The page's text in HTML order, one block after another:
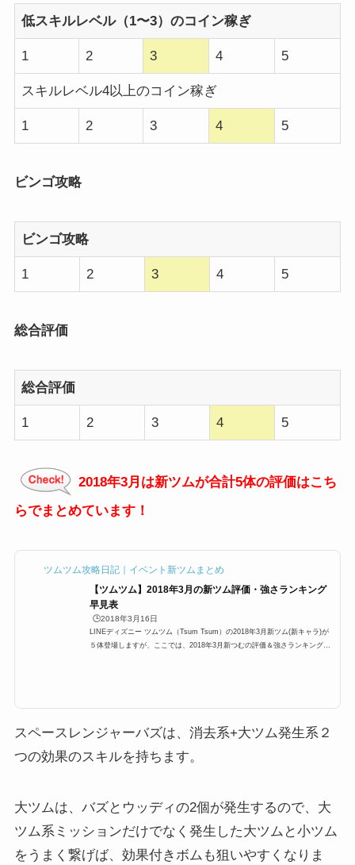
低スキルレベル（1〜3）のコイン稼ぎ
1 2 3 4 5
スキルレベル4以上のコイン稼ぎ
1 2 3 4 5
ビンゴ攻略
ビンゴ攻略
1 2 3 4 5
総合評価
総合評価
1 2 3 4 5
2018年3月は新ツムが合計5体の評価はこち
らでまとめています！
ツムツム攻略日記｜イベント新ツムまとめ
【ツムツム】2018年3月の新ツム評価・強さランキング
早見表
🕒️2018年3月16日
LINEディズニー ツムツム（Tsum Tsum）の2018年3月新ツム(新キャラ)が
５体登場しますが、ここでは、2018年3月新つむの評価＆強さランキングを
最強ランキングです。随時見直...
スペースレンジャーバズは、消去系+大ツム発生系２
つの効果のスキルを持ちます。
大ツムは、バズとウッディの2個が発生するので、大
ツム系ミッションだけでなく発生した大ツムと小ツム
をうまく繋げば、効果付きボムも狙いやすくなりま